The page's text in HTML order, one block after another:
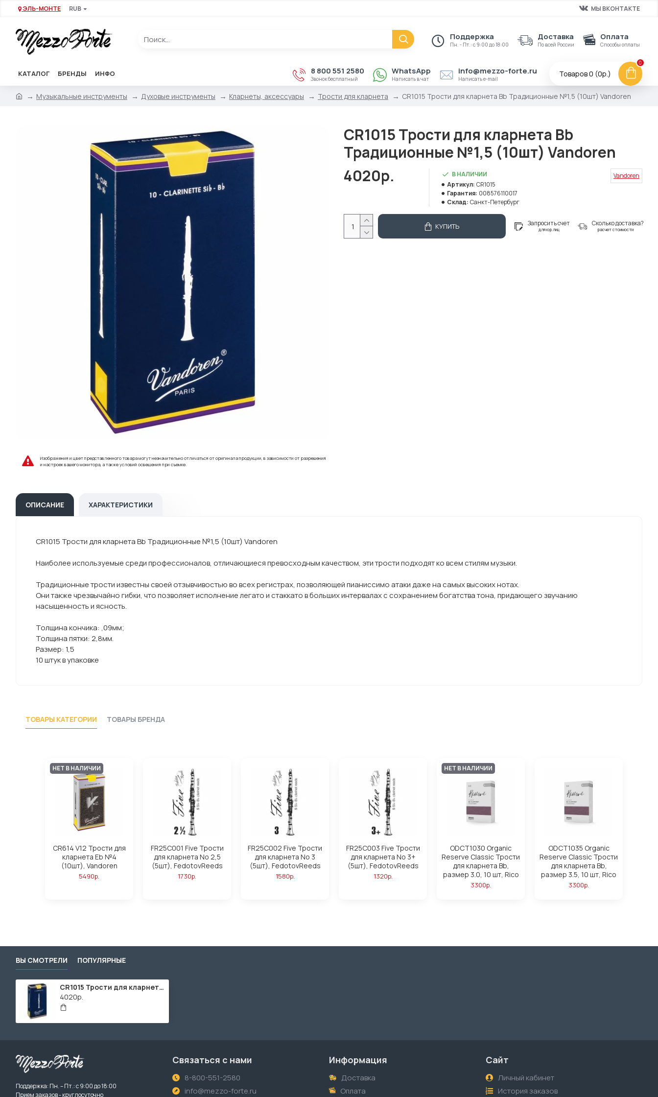
ЭЛЬ-МОНТЕ RUB МЫ ВКОНТАКТЕ
Поддержка
Пн. - Пт.: с 9:00 до 18:00
Доставка
По всей России
Оплата
Способы оплаты
КАТАЛОГ БРЕНДЫ ИНФО 8 800 551 2580
Звонок бесплатный
WhatsApp
Написать в чат
info@mezzo-forte.ru
Написать e-mail
Товаров 0 (0р.)
0
Музыкальные инструменты Духовые инструменты Кларнеты, аксессуары Трости для кларнета CR1015 Трости для кларнета Bb Традиционные №1,5 (10шт) Vandoren
Изображения и цвет представленного товара могут незначительно отличаться от оригинала продукции, в зависимости от разрешения
и настроек вашего монитора, а также условий освещения при съемке.
CR1015 Трости для кларнета Bb
Традиционные №1,5 (10шт) Vandoren
4020р.
В НАЛИЧИИ
Артикул: CR1015
Гарантия: 008576110017
Склад: Санкт-Петербург
Vandoren
КУПИТЬ Запросить счет
для юр.лиц
Сколько доставка?
расчет стоимости
ОПИСАНИЕ ХАРАКТЕРИСТИКИ
CR1015 Трости для кларнета Bb Традиционные №1,5 (10шт) Vandoren
Наиболее используемые среди профессионалов, отличающиеся превосходным качеством, эти трости подходят ко всем стилям музыки.
Традиционные трости известны своей отзывчивостью во всех регистрах, позволяющей пианиссимо атаки даже на самых высоких нотах.
Они также чрезвычайно гибки, что позволяет исполнение легато и стаккато в больших интервалах с сохранением богатства тона, придающего звучанию
насыщенность и ясность.
Толщина кончика: ,09мм;
Толщина пятки: 2,8мм.
Размер: 1,5
10 штук в упаковке
ТОВАРЫ КАТЕГОРИИ ТОВАРЫ БРЕНДА
НЕТ В НАЛИЧИИ
CR614 V12 Трости для
кларнета Eb №4
(10шт), Vandoren
5490р.
FR25C001 Five Трости
для кларнета No 2,5
(5шт), FedotovReeds
1730р.
FR25C002 Five Трости
для кларнета No 3
(5шт), FedotovReeds
1580р.
FR25C003 Five Трости
для кларнета No 3+
(5шт), FedotovReeds
1320р.
НЕТ В НАЛИЧИИ
ODCT1030 Organic
Reserve Classic Трости
для кларнета Вb,
размер 3.0, 10 шт, Rico
3300р.
ODCT1035 Organic
Reserve Classic Трости
для кларнета Вb,
размер 3.5, 10 шт, Rico
3300р.
ВЫ СМОТРЕЛИ ПОПУЛЯРНЫЕ
CR1015 Трости для кларнета Bb Традиционные №1,5 (10шт) Vandoren
4020р.
Поддержка: Пн. – Пт.: с 9:00 до 18:00
Прием заказов - круглосуточно
Связаться с нами
8-800-551-2580
info@mezzo-forte.ru
Информация
Доставка
Оплата
Сайт
Личный кабинет
История заказов